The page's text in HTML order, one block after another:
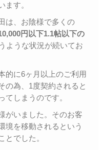
ます。
は、お陰様で多くの
円以下1.1帖以下の
ような状況が続いてお
的に6ヶ月以上のご利用
の為、1度契約されると
てしまうのです。
がいました。そのお客
境を移動されるという
とでした。